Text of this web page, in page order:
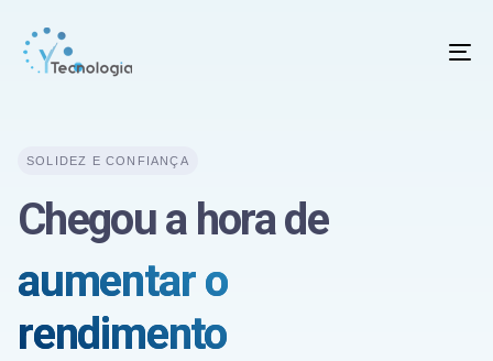
SOLIDEZ E CONFIANÇA
Chegou a hora de
aumentar o
rendimento